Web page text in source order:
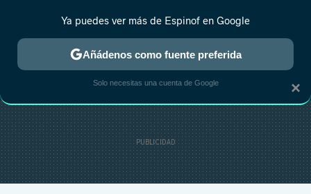
ESTRENOS REALITY ANIME RANKINGS CINE
×
Ya puedes ver más de Espinof en Google
Añádenos como fuente preferida
Solo necesitas una cuenta de Google